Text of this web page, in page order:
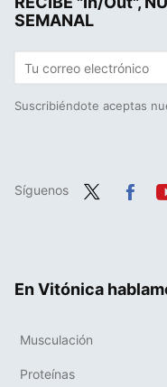
SEMANAL
Suscribiéndote aceptas
Síguenos
En Vitónica
Musculación
Proteínas